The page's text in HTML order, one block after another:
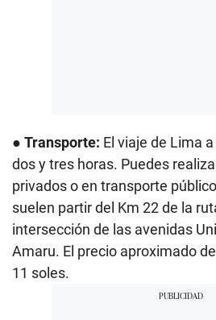
● Transporte: El viaje de Lima
dos y tres horas. Puedes
privados o en transporte
suelen partir del Km 22 de la
intersección de las avenidas
Amaru. El precio aproximado
11 soles.